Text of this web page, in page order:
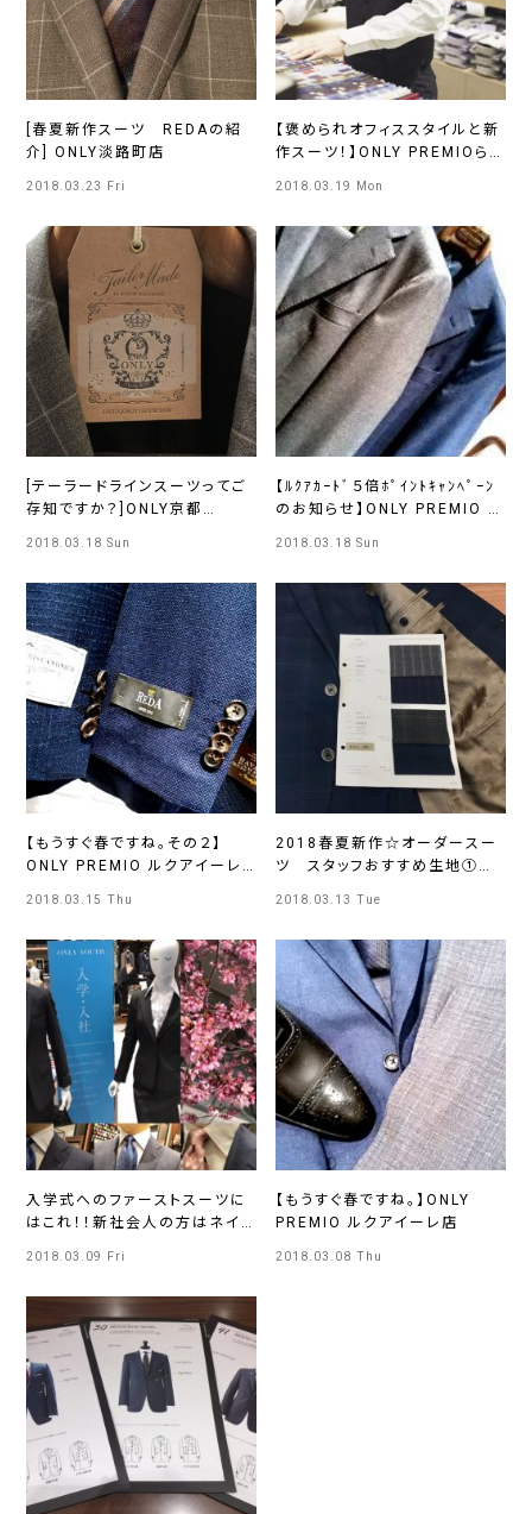
[春夏新作スーツ REDAの紹
介] ONLY淡路町店
2018.03.23 Fri
【褒められオフィススタイルと新
作スーツ！】ONLY PREMIOらら
2018.03.19 Mon
[テーラードラインスーツってご
存知ですか？]ONLY京都
2018.03.18 Sun
【ﾙｸｱｶｰﾄﾞ５倍ﾎﾟｲﾝﾄｷｬﾝﾍﾟｰﾝ
のお知らせ】ONLY PREMIO ル
2018.03.18 Sun
【もうすぐ春ですね。その２】
ONLY PREMIO ルクアイーレ
2018.03.15 Thu
2018春夏新作☆オーダースー
ツ スタッフおすすめ生地①
2018.03.13 Tue
入学式へのファーストスーツに
はこれ！！新社会人の方はネイ
2018.03.09 Fri
【もうすぐ春ですね。】ONLY
PREMIO ルクアイーレ店
2018.03.08 Thu